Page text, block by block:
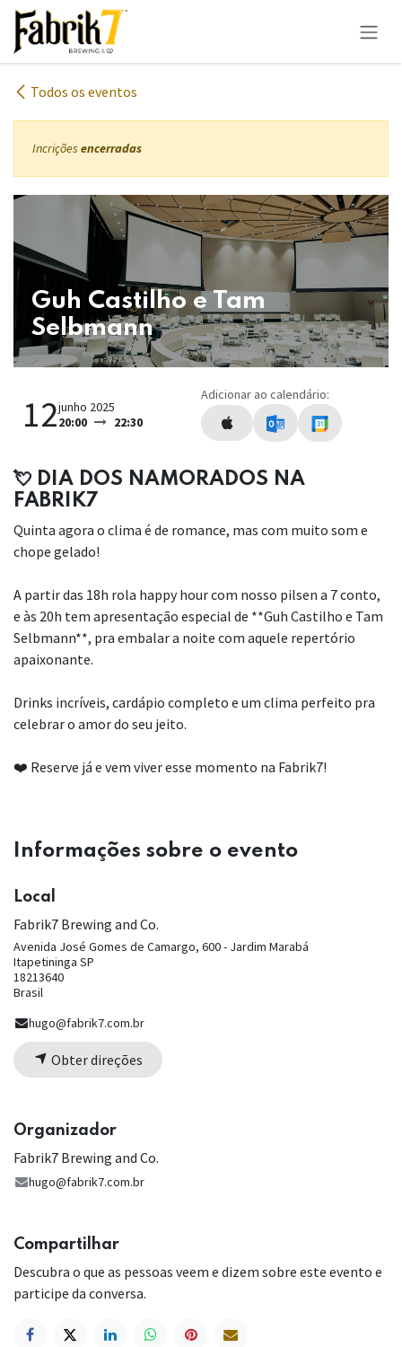
Pular para o conteúdo
Todos os eventos
Incrições encerradas
Guh Castilho e Tam
Selbmann
12junho 2025
20:00
22:30
Adicionar ao calendário:
💘 DIA DOS NAMORADOS NA
FABRIK7
Quinta agora o clima é de romance, mas com muito som e
chope gelado!
A partir das 18h rola happy hour com nosso pilsen a 7 conto,
e às 20h tem apresentação especial de **Guh Castilho e Tam
Selbmann**, pra embalar a noite com aquele repertório
apaixonante.
Drinks incríveis, cardápio completo e um clima perfeito pra
celebrar o amor do seu jeito.
❤️ Reserve já e vem viver esse momento na Fabrik7!
Informações sobre o evento
Local
Fabrik7 Brewing and Co.
Avenida José Gomes de Camargo, 600 - Jardim Marabá
Itapetininga SP
18213640
Brasil
hugo@fabrik7.com.br
Obter direções
Organizador
Fabrik7 Brewing and Co.
hugo@fabrik7.com.br
Compartilhar
Descubra o que as pessoas veem e dizem sobre este evento e
participe da conversa.